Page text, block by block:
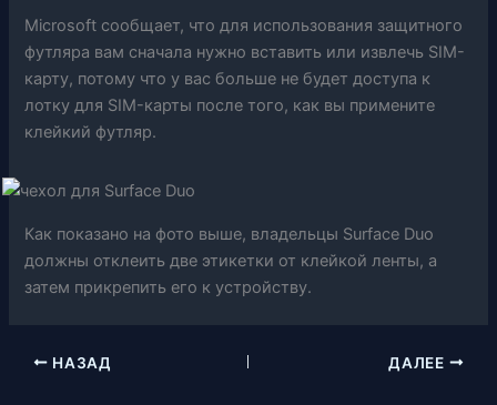
Microsoft сообщает, что для использования защитного
футляра вам сначала нужно вставить или извлечь SIM-
карту, потому что у вас больше не будет доступа к
лотку для SIM-карты после того, как вы примените
клейкий футляр.
Как показано на фото выше, владельцы Surface Duo
должны отклеить две этикетки от клейкой ленты, а
затем прикрепить его к устройству.
НАЗАД ДАЛЕЕ